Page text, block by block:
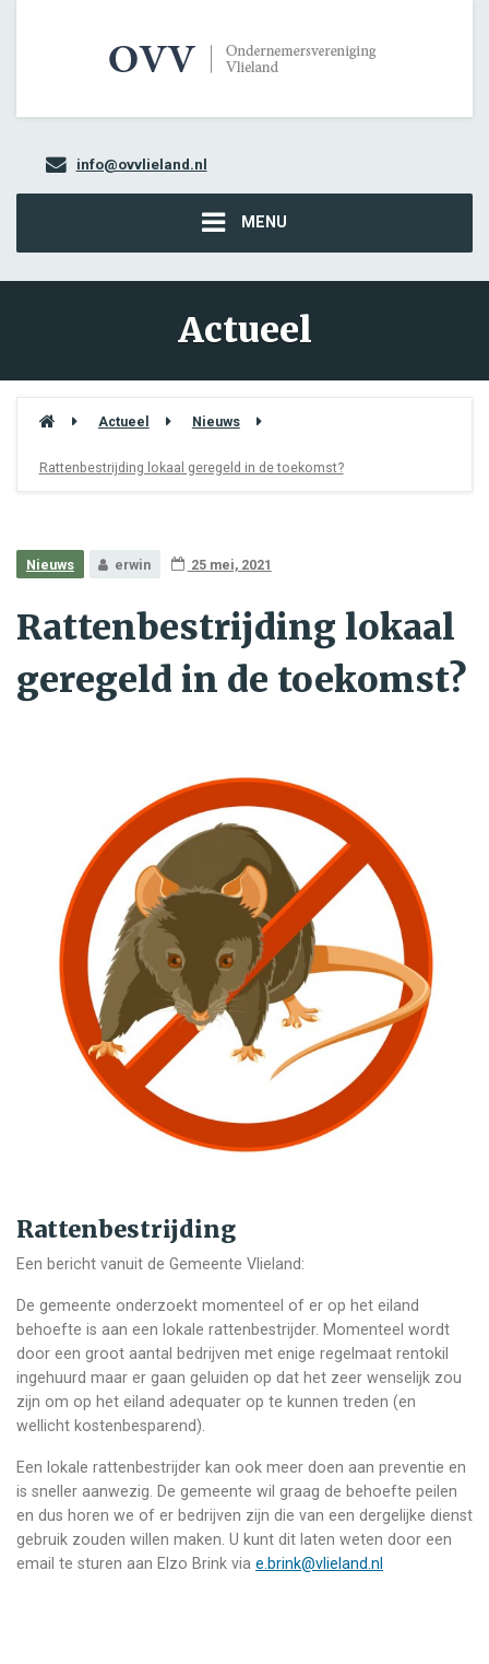
info@ovvlieland.nl
MENU
Actueel
Actueel Nieuws
Rattenbestrijding lokaal geregeld in de toekomst?
Nieuws erwin 25 mei, 2021
Rattenbestrijding lokaal
geregeld in de toekomst?
Rattenbestrijding
Een bericht vanuit de Gemeente Vlieland:
De gemeente onderzoekt momenteel of er op het eiland
behoefte is aan een lokale rattenbestrijder. Momenteel wordt
door een groot aantal bedrijven met enige regelmaat rentokil
ingehuurd maar er gaan geluiden op dat het zeer wenselijk zou
zijn om op het eiland adequater op te kunnen treden (en
wellicht kostenbesparend).
Een lokale rattenbestrijder kan ook meer doen aan preventie en
is sneller aanwezig. De gemeente wil graag de behoefte peilen
en dus horen we of er bedrijven zijn die van een dergelijke dienst
gebruik zouden willen maken. U kunt dit laten weten door een
email te sturen aan Elzo Brink via e.brink@vlieland.nl